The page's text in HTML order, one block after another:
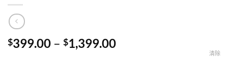
$399.00 – $1,399.00Price
清除